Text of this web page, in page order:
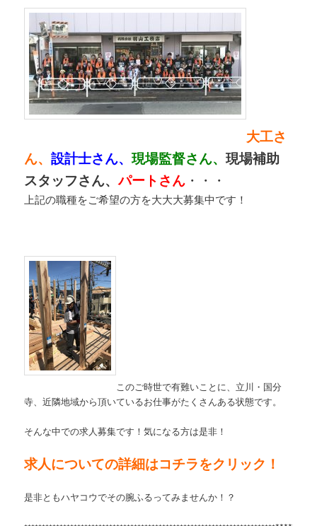
大工さ
ん、設計士さん、現場監督さん、現場補助
スタッフさん、パートさん ・・・
上記の職種をご希望の方を大大大募集中です！
このご時世で有難いことに、立川・国分
寺、近隣地域から頂いているお仕事がたくさんある状態です。
そんな中での求人募集です！気になる方は是非！
求人についての詳細はコチラをクリック！
是非ともハヤコウでその腕ふるってみませんか！？